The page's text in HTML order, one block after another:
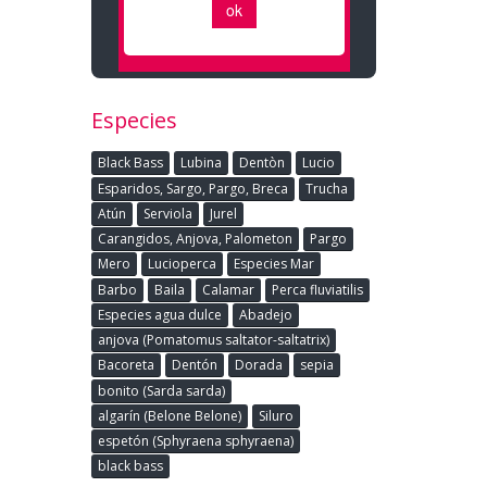
Especies
Black Bass Lubina Dentòn
Lucio
Esparidos, Sargo, Pargo, Breca
Trucha
Atún
Serviola
Jurel
Carangidos, Anjova, Palometon
Pargo
Mero
Lucioperca
Especies Mar
Barbo
Baila Calamar
Perca fluviatilis
Especies agua dulce
Abadejo
anjova (Pomatomus saltator-saltatrix)
Bacoreta
Dentón Dorada
sepia
bonito (Sarda sarda)
algarín (Belone Belone)
Siluro
espetón (Sphyraena sphyraena)
black bass